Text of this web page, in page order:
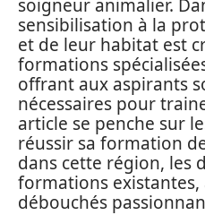
soigneur animalier.
sensibilisation à la
et de leur habitat est
formations
offrant aux aspirants
nécessaires pour
article se penche sur
réussir sa formation
dans cette région, les
formations existantes,
débouchés